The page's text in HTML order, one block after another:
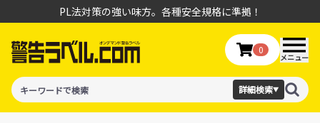
PL法対策の強い味方。各種安全規格に準拠！
詳細検索▼
0
メニュー